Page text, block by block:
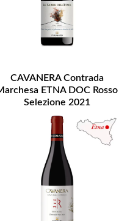
CAVANERA Contrada
ETNA DOC Rosso
Selezione 2021